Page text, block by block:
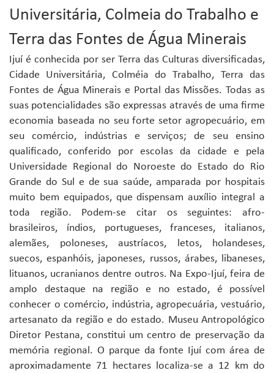
Universitária, Colmeia do Trabalho e
Terra das Fontes de Água Minerais
Ijuí é conhecida por ser Terra das Culturas diversificadas,
Cidade Universitária, Colméia do Trabalho, Terra das
Fontes de Água Minerais e Portal das Missões. Todas as
suas potencialidades são expressas através de uma firme
economia baseada no seu forte setor agropecuário, em
seu comércio, indústrias e serviços; de seu ensino
qualificado, conferido por escolas da cidade e pela
Universidade Regional do Noroeste do Estado do Rio
Grande do Sul e de sua saúde, amparada por hospitais
muito bem equipados, que dispensam auxílio integral a
toda região. Podem-se citar os seguintes: afro-
brasileiros, índios, portugueses, franceses, italianos,
alemães, poloneses, austríacos, letos, holandeses,
suecos, espanhóis, japoneses, russos, árabes, libaneses,
lituanos, ucranianos dentre outros. Na Expo-Ijuí, feira de
amplo destaque na região e no estado, é possível
conhecer o comércio, indústria, agropecuária, vestuário,
artesanato da região e do estado. Museu Antropológico
Diretor Pestana, constitui um centro de preservação da
memória regional. O parque da fonte Ijuí com área de
aproximadamente 71 hectares localiza-se a 12 km do